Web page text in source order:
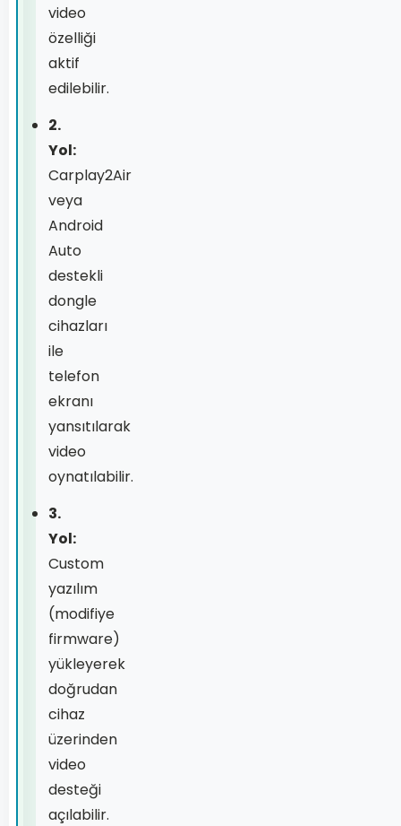
video
özelliği
aktif
edilebilir.
2.
Yol:
Carplay2Air
veya
Android
Auto
destekli
dongle
cihazları
ile
telefon
ekranı
yansıtılarak
video
oynatılabilir.
3.
Yol:
Custom
yazılım
(modifiye
firmware)
yükleyerek
doğrudan
cihaz
üzerinden
video
desteği
açılabilir.